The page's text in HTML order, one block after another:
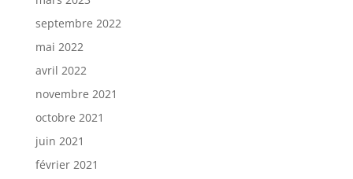
septembre 2022
mai 2022
avril 2022
novembre 2021
octobre 2021
juin 2021
février 2021